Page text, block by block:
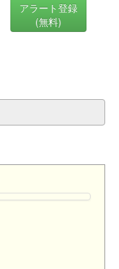
アラート登録
(無料)